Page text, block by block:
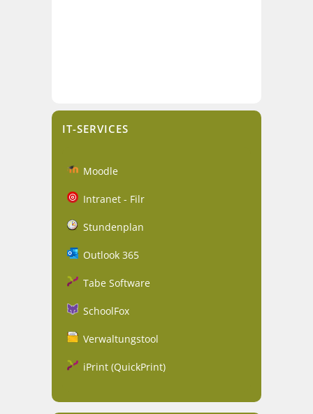
IT-SERVICES
Moodle
Intranet - Filr
Stundenplan
Outlook 365
Tabe Software
SchoolFox
Verwaltungstool
iPrint (QuickPrint)